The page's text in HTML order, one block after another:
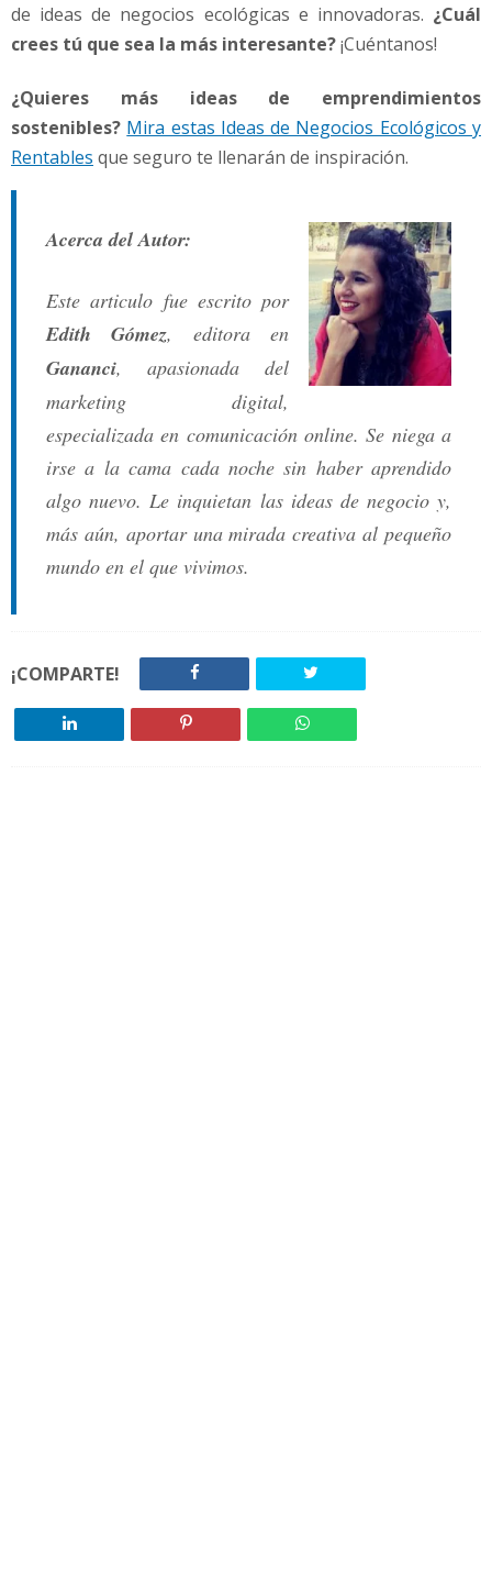
de ideas de negocios ecológicas e innovadoras. ¿Cuál
crees tú que sea la más interesante?¡Cuéntanos!
¿Quieres más ideas de emprendimientos
sostenibles? Mira estas Ideas de Negocios Ecológicos y
Rentables que seguro te llenarán de inspiración.
Acerca del Autor:
Este articulo fue escrito por
Edith Gómez, editora en
Gananci, apasionada del
marketing digital,
especializada en comunicación online. Se niega a
irse a la cama cada noche sin haber aprendido
algo nuevo. Le inquietan las ideas de negocio y,
más aún, aportar una mirada creativa al pequeño
mundo en el que vivimos.
¡COMPARTE!